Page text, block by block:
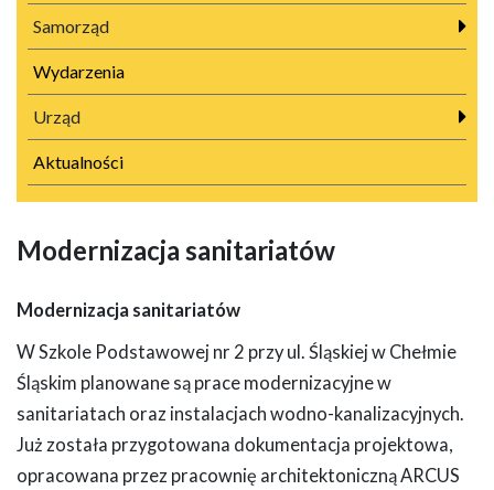
Samorząd
Wydarzenia
Urząd
Aktualności
Modernizacja sanitariatów
Modernizacja sanitariatów
W Szkole Podstawowej nr 2 przy ul. Śląskiej w Chełmie
Śląskim planowane są prace modernizacyjne w
sanitariatach oraz instalacjach wodno-kanalizacyjnych.
Już została przygotowana dokumentacja projektowa,
opracowana przez pracownię architektoniczną ARCUS